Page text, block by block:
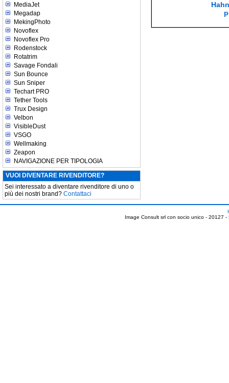
MediaJet
Megadap
MekingPhoto
Novoflex
Novoflex Pro
Rodenstock
Rotatrim
Savage Fondali
Sun Bounce
Sun Sniper
Techart PRO
Tether Tools
Trux Design
Velbon
VisibleDust
VSGO
Wellmaking
Zeapon
NAVIGAZIONE PER TIPOLOGIA
VUOI DIVENTARE RIVENDITORE?
Sei interessato a diventare rivenditore di uno o
più dei nostri brand? Contattaci
Image Consult srl con socio unico - 20127